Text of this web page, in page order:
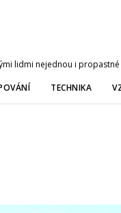
lidmi nejednou i
TECHNIKA